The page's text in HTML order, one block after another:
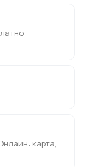
карта,